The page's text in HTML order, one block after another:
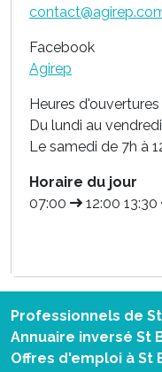
Facebook
Agirep
Heures d'ouvertures
Du lundi au
Le samedi de 7h à
Horaire du jour
07:00
12:00 13:30
Professionnels de
Annuaire inversé St
Offres d'emploi à St